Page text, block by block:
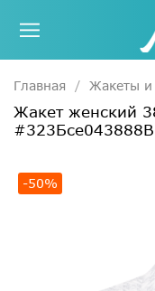
Главная Жакеты
Жакет женский
-50%